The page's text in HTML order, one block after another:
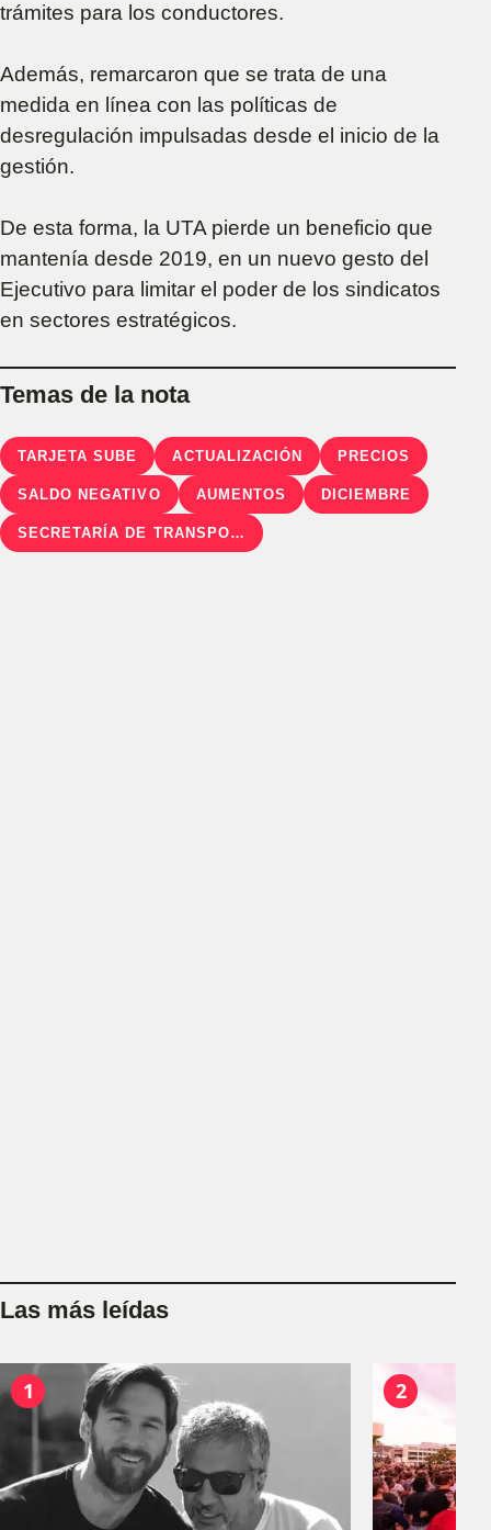
trámites para los conductores.
Además, remarcaron que se trata de una
medida en línea con las políticas de
desregulación impulsadas desde el inicio de la
gestión.
De esta forma, la UTA pierde un beneficio que
mantenía desde 2019, en un nuevo gesto del
Ejecutivo para limitar el poder de los sindicatos
en sectores estratégicos.
Temas de la nota
TARJETA SUBE ACTUALIZACIÓN PRECIOS
SALDO NEGATIVO AUMENTOS DICIEMBRE
SECRETARÍA DE TRANSPORTE
Las más leídas
1 2